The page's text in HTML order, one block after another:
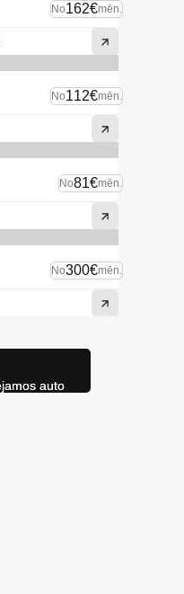
No162€mēn.
No112€mēn.
No81€mēn.
No300€mēn.